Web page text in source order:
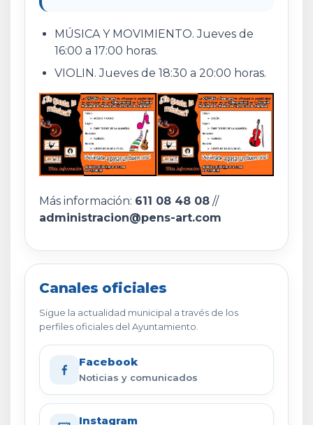
MÚSICA Y MOVIMIENTO. Jueves de
16:00 a 17:00 horas.
VIOLIN. Jueves de 18:30 a 20:00 horas.
Más información: 611 08 48 08 //
administracion@pens-art.com
Canales oficiales
Sigue la actualidad municipal a través de los
perfiles oficiales del Ayuntamiento.
Facebook
Noticias y comunicados
Instagram